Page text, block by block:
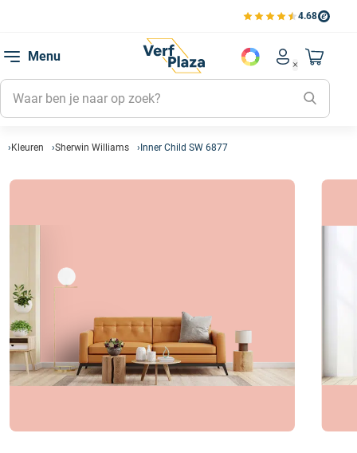
4.68
Bekijk de verfplaza
Menu
Account
Mijn
Mijn
Mijn
Naar
Kleuren Sherwin Williams Inner Child SW 6877